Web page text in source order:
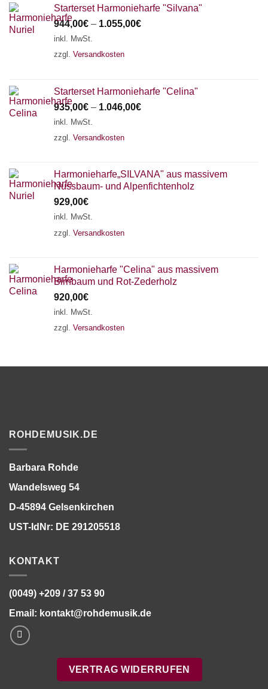
Starterset Harmonieharfe "Silvana"
944,00€ – 1.055,00€
inkl. MwSt.
zzgl. Versandkosten
Starterset Harmonieharfe "Celina"
935,00€ – 1.046,00€
inkl. MwSt.
zzgl. Versandkosten
Harmonieharfe„SILVANA" aus massivem
Nussbaum- und Alpenfichtenholz
929,00€
inkl. MwSt.
zzgl. Versandkosten
Harmonieharfe "Celina" aus massivem
Birnbaum und Rot-Zederholz
920,00€
inkl. MwSt.
zzgl. Versandkosten
ROHDEMUSIK.DE
Barbara Rohde
Wandelsweg 54
D-45894 Gelsenkirchen
UST-IdNr: DE 291205518
KONTAKT
(0049) +209 / 37 53 90
Email: kontakt@rohdemusik.de
VERTRAG WIDERRUFEN